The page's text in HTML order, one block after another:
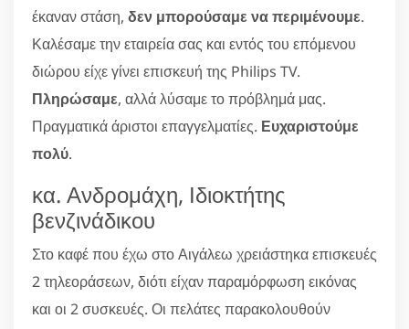
έκαναν στάση, δεν μπορούσαμε να περιμένουμε.
Καλέσαμε την εταιρεία σας και εντός του επόμενου
διώρου είχε γίνει επισκευή της Philips TV.
Πληρώσαμε, αλλά λύσαμε το πρόβλημά μας.
Πραγματικά άριστοι επαγγελματίες. Ευχαριστούμε
πολύ.
κα. Ανδρομάχη, Ιδιοκτήτης
βενζινάδικου
Στο καφέ που έχω στο Αιγάλεω χρειάστηκα επισκευές
2 τηλεοράσεων, διότι είχαν παραμόρφωση εικόνας
και οι 2 συσκευές. Οι πελάτες παρακολουθούν